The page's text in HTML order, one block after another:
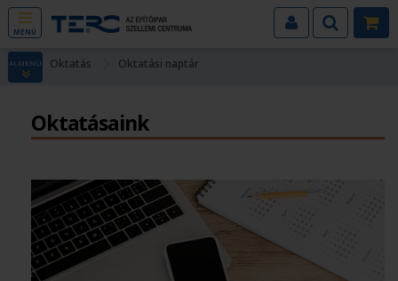
MENÜ
ALMENÜ Oktatás Oktatási naptár
Oktatásaink